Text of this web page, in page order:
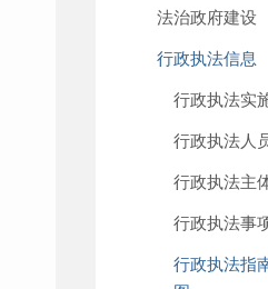
法治政府建设
行政执法信息
行政执法实
行政执法人
行政执法主
行政执法事
行政执法指